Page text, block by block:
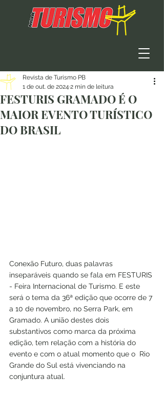
FESTURIS GRAMADO É O
MAIOR EVENTO TURÍSTICO
DO BRASIL
Revista de Turismo PB
1 de out. de 2024 2 min de leitura
Conexão Futuro, duas palavras
inseparáveis quando se fala em FESTURIS
- Feira Internacional de Turismo. E este
será o tema da 36ª edição que ocorre de 7
a 10 de novembro, no Serra Park, em
Gramado. A união destes dois
substantivos como marca da próxima
edição, tem relação com a história do
evento e com o atual momento que o  Rio
Grande do Sul está vivenciando na
conjuntura atual.